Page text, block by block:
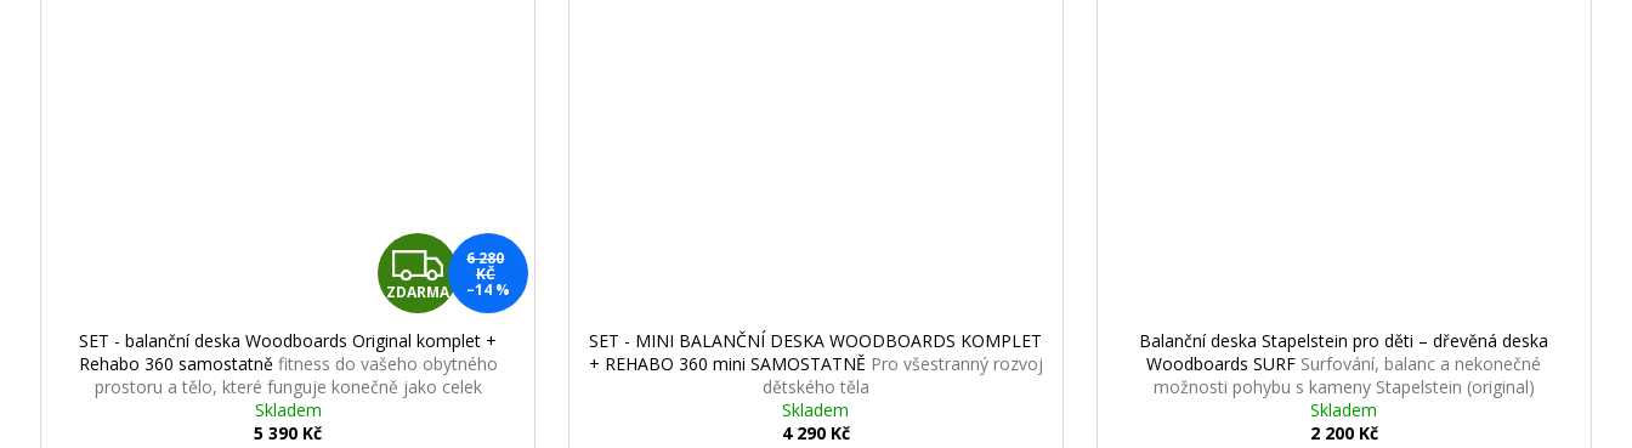
Z
D
A
ZDARMA
6 280
KČ
–14 %
SET - balanční deska Woodboards Original komplet +
Rehabo 360 samostatně fitness do vašeho obytného
prostoru a tělo, které funguje konečně jako celek
Skladem
5 390 Kč
SET - MINI BALANČNÍ DESKA WOODBOARDS KOMPLET
+ REHABO 360 mini SAMOSTATNĚ Pro všestranný rozvoj
dětského těla
Skladem
4 290 Kč
Balanční deska Stapelstein pro děti – dřevěná deska
Woodboards SURF Surfování, balanc a nekonečné
možnosti pohybu s kameny Stapelstein (original)
Skladem
2 200 Kč